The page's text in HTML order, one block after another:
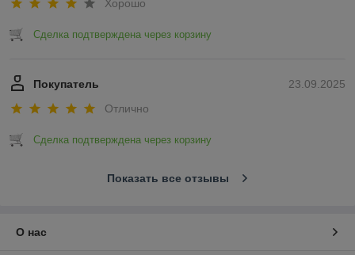
Хорошо
Сделка подтверждена через корзину
23.09.2025
Покупатель
Отлично
Сделка подтверждена через корзину
Показать все отзывы
О нас